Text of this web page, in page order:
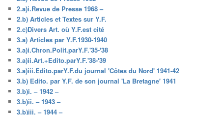
2.a)i.Revue de Presse 1968 –
2.b) Articles et Textes sur Y.F.
2.c)Divers Art. où Y.F.est cité
3.a) Articles par Y.F.1930-1940
3.a)i.Chron.Polit.parY.F.'35-'38
3.a)ii.Art.+Edito.parY.F.'38-'39
3.a)iii.Edito.parY.F.du journal 'Côtes du Nord' 1941-42
3.b) Edito. par Y.F. de son journal 'La Bretagne' 1941
3.b)i. – 1942 –
3.b)ii. – 1943 –
3.b)iii. – 1944 –